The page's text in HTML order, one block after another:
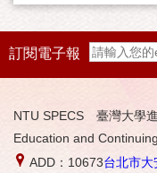
訂閱電子報
NTU SPECS 臺灣大學
Education and
ADD：10673台北市